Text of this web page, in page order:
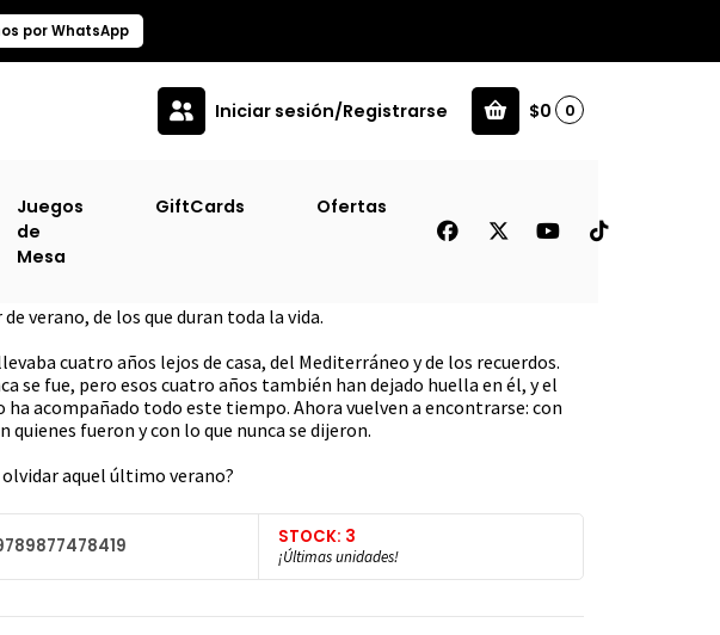
por WhatsApp
Iniciar sesión/Registrarse $0 0
Juegos
de
Mesa
GiftCards Ofertas
ÚLtimo Verano - Serie Cabana [Juv]
verano, de los que duran toda la vida.
cuatro años lejos de casa, del Mediterráneo y de los recuerdos.
se fue, pero esos cuatro años también han dejado huella en él, y el
ha acompañado todo este tiempo. Ahora vuelven a encontrarse: con
quienes fueron y con lo que nunca se dijeron.
olvidar aquel último verano?
STOCK: 3
¡Últimas unidades!